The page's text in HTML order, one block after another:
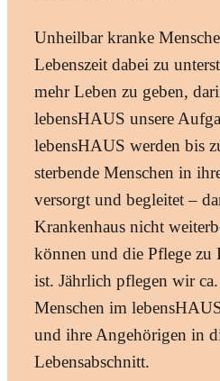
Unheilbar kranke
Lebenszeit dabei zu
mehr Leben zu geben,
lebensHAUS unsere
lebensHAUS werden bis
sterbende Menschen in
versorgt und begleitet –
Krankenhaus nicht
können und die Pflege zu
ist. Jährlich pflegen wir
Menschen im
und ihre Angehörigen in
Lebensabschnitt.